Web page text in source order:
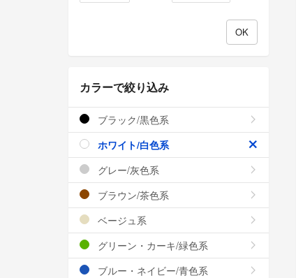
カラーで絞り込み
ブラック/黒色系
ホワイト/白色系
グレー/灰色系
ブラウン/茶色系
ベージュ系
グリーン・カーキ/緑色系
ブルー・ネイビー/青色系